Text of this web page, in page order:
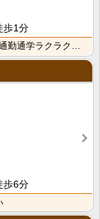
歩1分
県立大学駅から徒歩１分の好立地、駅から平坦で通勤通学ラクラク、うれしいペット可です。 生活保護の方・･･･
歩6分